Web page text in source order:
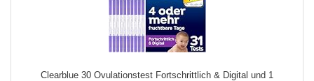
Clearblue 30 Ovulationstest Fortschrittlich & Digital und 1